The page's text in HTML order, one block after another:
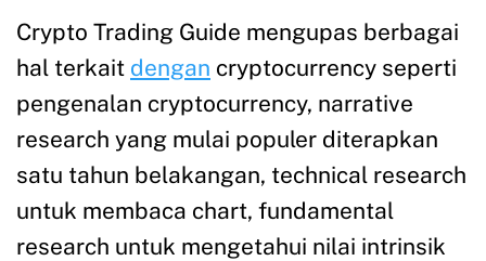
Crypto Trading Guide mengupas berbagai
hal terkait dengan cryptocurrency seperti
pengenalan cryptocurrency, narrative
research yang mulai populer diterapkan
satu tahun belakangan, technical research
untuk membaca chart, fundamental
research untuk mengetahui nilai intrinsik